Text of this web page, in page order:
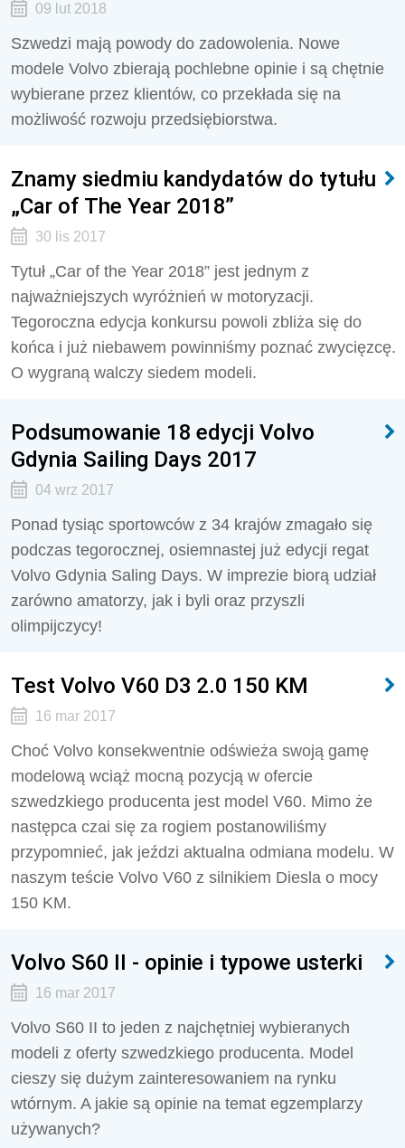
09 lut 2018
Szwedzi mają powody do zadowolenia. Nowe
modele Volvo zbierają pochlebne opinie i są chętnie
wybierane przez klientów, co przekłada się na
możliwość rozwoju przedsiębiorstwa.
Znamy siedmiu kandydatów do tytułu
„Car of The Year 2018”
30 lis 2017
Tytuł „Car of the Year 2018” jest jednym z
najważniejszych wyróżnień w motoryzacji.
Tegoroczna edycja konkursu powoli zbliża się do
końca i już niebawem powinniśmy poznać zwycięzcę.
O wygraną walczy siedem modeli.
Podsumowanie 18 edycji Volvo
Gdynia Sailing Days 2017
04 wrz 2017
Ponad tysiąc sportowców z 34 krajów zmagało się
podczas tegorocznej, osiemnastej już edycji regat
Volvo Gdynia Saling Days. W imprezie biorą udział
zarówno amatorzy, jak i byli oraz przyszli
olimpijczycy!
Test Volvo V60 D3 2.0 150 KM
16 mar 2017
Choć Volvo konsekwentnie odświeża swoją gamę
modelową wciąż mocną pozycją w ofercie
szwedzkiego producenta jest model V60. Mimo że
następca czai się za rogiem postanowiliśmy
przypomnieć, jak jeździ aktualna odmiana modelu. W
naszym teście Volvo V60 z silnikiem Diesla o mocy
150 KM.
Volvo S60 II - opinie i typowe usterki
16 mar 2017
Volvo S60 II to jeden z najchętniej wybieranych
modeli z oferty szwedzkiego producenta. Model
cieszy się dużym zainteresowaniem na rynku
wtórnym. A jakie są opinie na temat egzemplarzy
używanych?